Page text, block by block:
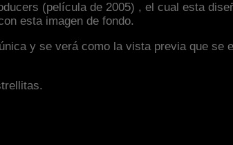
(película de 2005) , el cual esta
esta imagen de fondo.
y se verá como la vista previa que se